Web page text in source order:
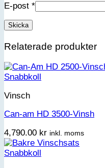
E-post *
Relaterade produkter
Snabbkoll
Vinsch
Can-am HD 3500-Vinsh
4,790.00 kr inkl. moms
Snabbkoll